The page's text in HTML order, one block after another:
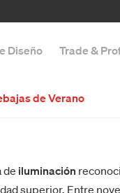
Diseño Trade &
de Verano
de iluminación
superior. Entre